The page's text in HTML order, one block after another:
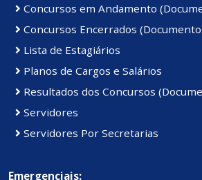
Concursos em Andamento
Concursos Encerrados
Lista de Estagiários
Planos de Cargos e Salários
Resultados dos Concursos
Servidores
Servidores Por Secretarias
Emergenciais: